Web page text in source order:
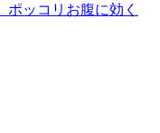
ポッコリお腹に効く